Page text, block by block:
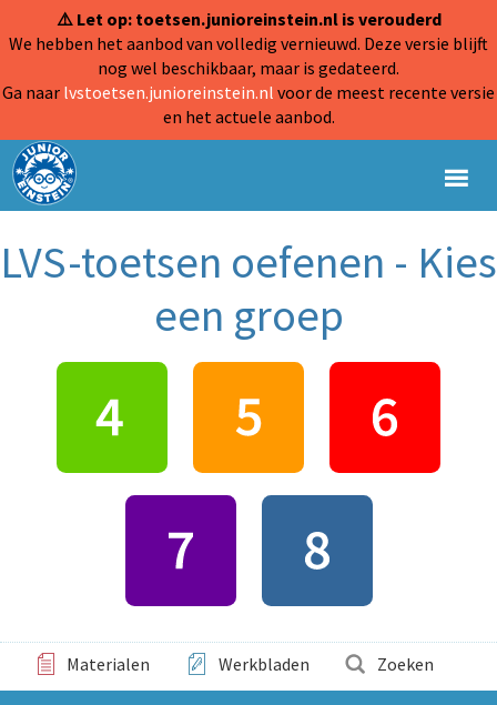
⚠️ Let op: toetsen.junioreinstein.nl is verouderd
We hebben het aanbod van volledig vernieuwd. Deze versie blijft
nog wel beschikbaar, maar is gedateerd.
Ga naar lvstoetsen.junioreinstein.nl voor de meest recente versie
en het actuele aanbod.
LVS-toetsen oefenen - Kies
een groep
Materialen Werkbladen Zoeken